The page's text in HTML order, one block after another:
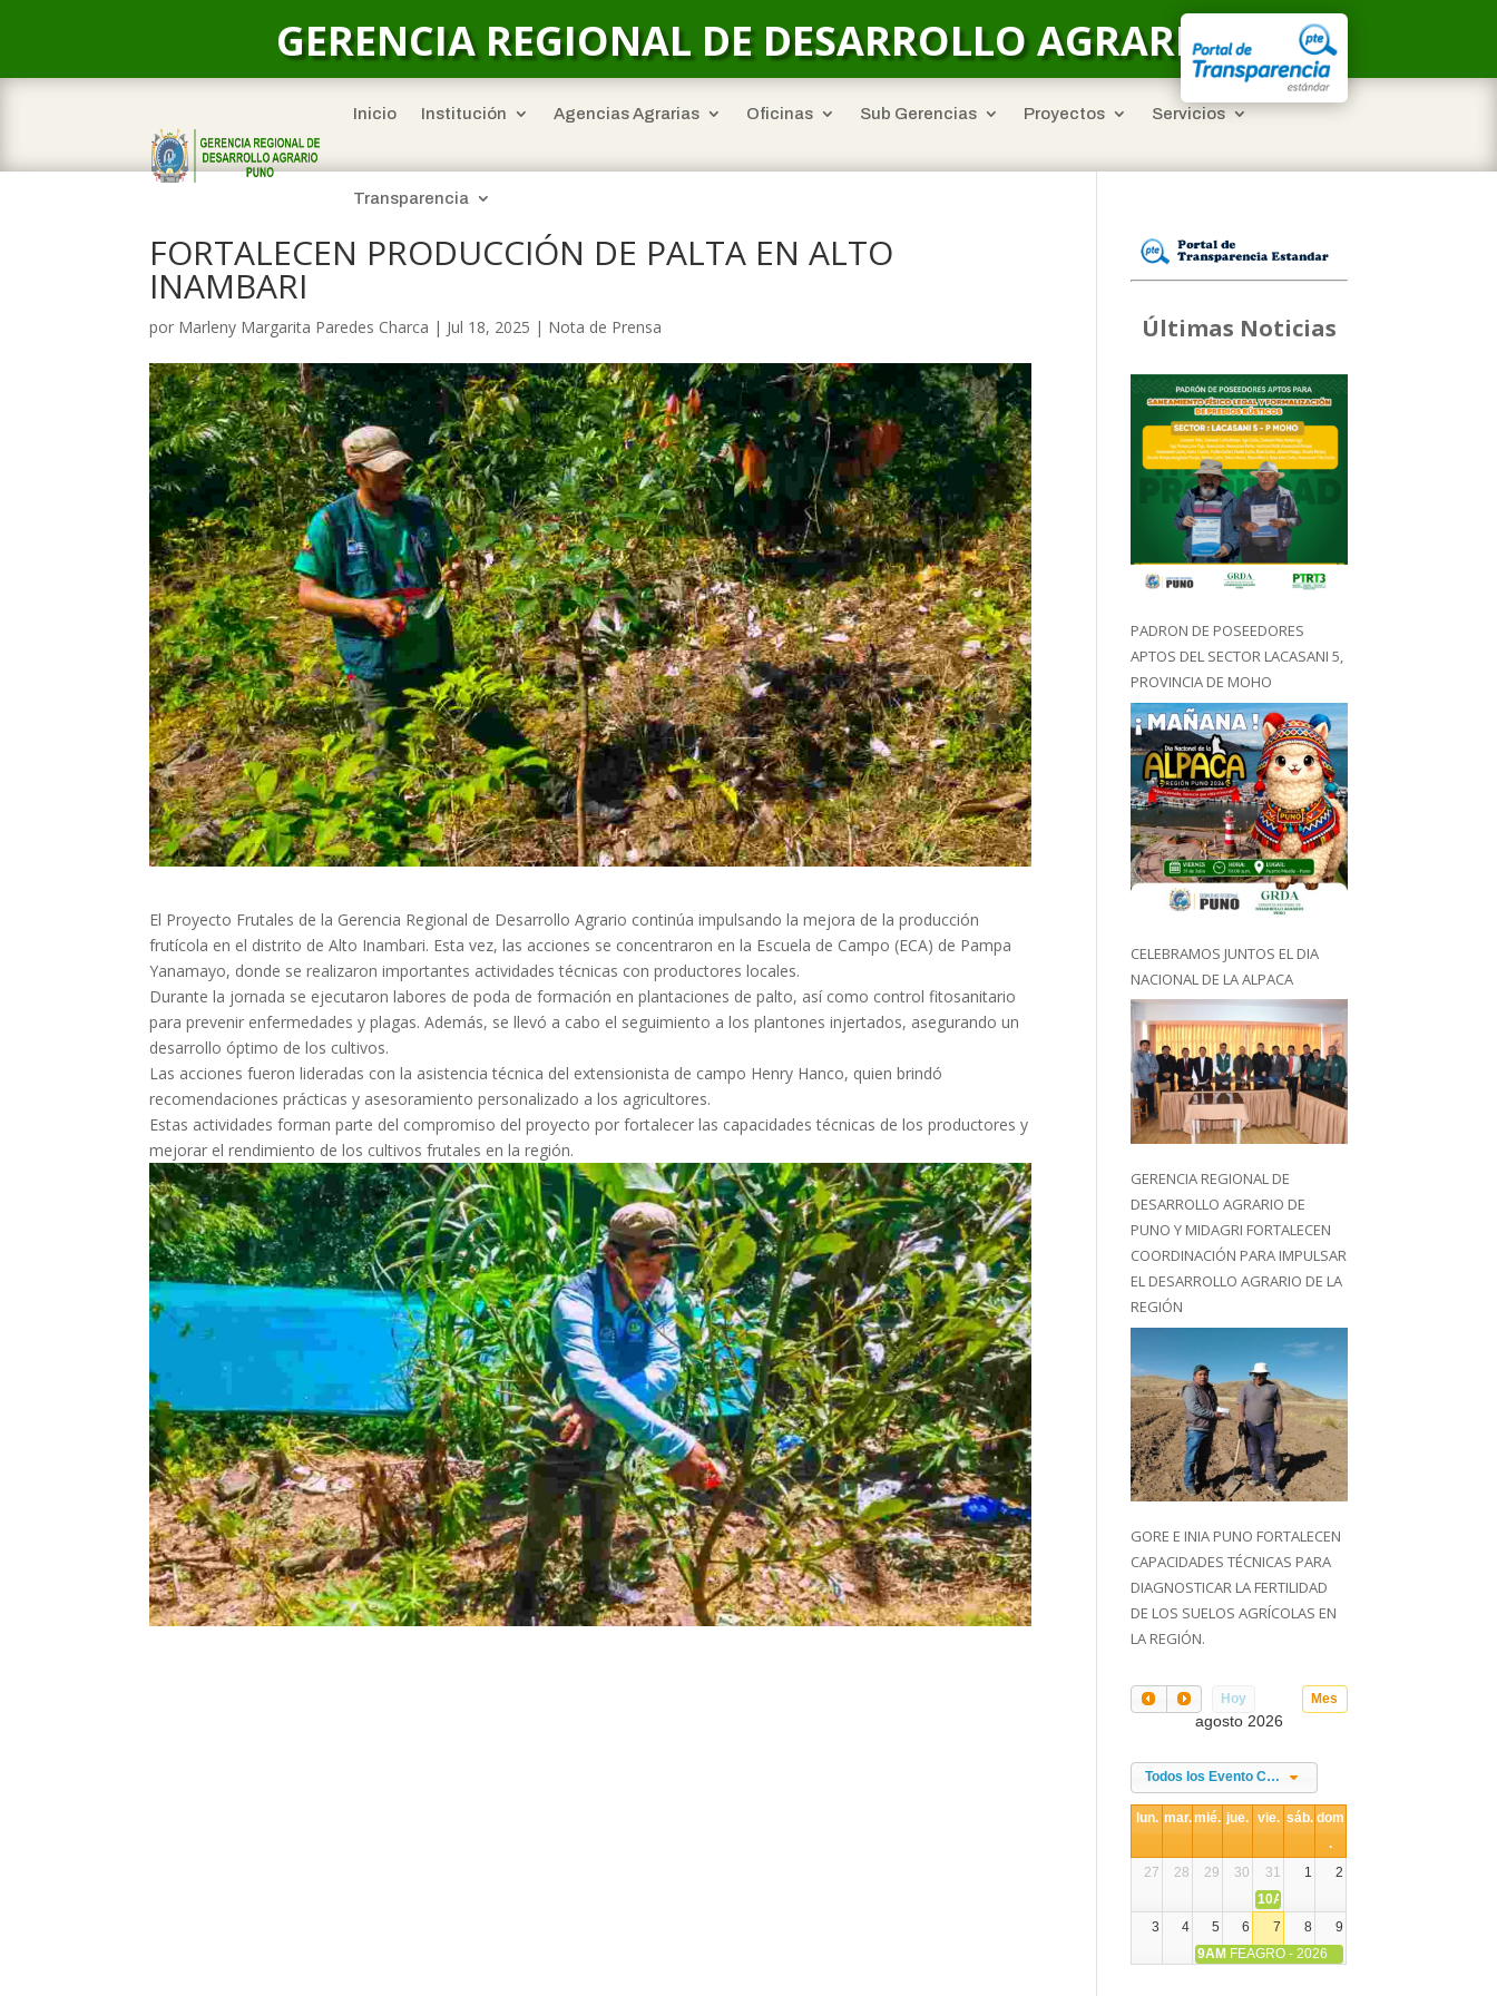
GERENCIA REGIONAL DE DESARROLLO AGRARIO
Inicio Institución Agencias Agrarias Oficinas Sub Gerencias Proyectos Servicios
Transparencia
FORTALECEN PRODUCCIÓN DE PALTA EN ALTO
INAMBARI
por Marleny Margarita Paredes Charca | Jul 18, 2025 | Nota de Prensa
El Proyecto Frutales de la Gerencia Regional de Desarrollo Agrario continúa impulsando la mejora de la producción
frutícola en el distrito de Alto Inambari. Esta vez, las acciones se concentraron en la Escuela de Campo (ECA) de Pampa
Yanamayo, donde se realizaron importantes actividades técnicas con productores locales.
Durante la jornada se ejecutaron labores de poda de formación en plantaciones de palto, así como control fitosanitario
para prevenir enfermedades y plagas. Además, se llevó a cabo el seguimiento a los plantones injertados, asegurando un
desarrollo óptimo de los cultivos.
Las acciones fueron lideradas con la asistencia técnica del extensionista de campo Henry Hanco, quien brindó
recomendaciones prácticas y asesoramiento personalizado a los agricultores.
Estas actividades forman parte del compromiso del proyecto por fortalecer las capacidades técnicas de los productores y
mejorar el rendimiento de los cultivos frutales en la región.
Últimas Noticias
PADRON DE POSEEDORES
APTOS DEL SECTOR LACASANI 5,
PROVINCIA DE MOHO
CELEBRAMOS JUNTOS EL DIA
NACIONAL DE LA ALPACA
GERENCIA REGIONAL DE
DESARROLLO AGRARIO DE
PUNO Y MIDAGRI FORTALECEN
COORDINACIÓN PARA IMPULSAR
EL DESARROLLO AGRARIO DE LA
REGIÓN
GORE E INIA PUNO FORTALECEN
CAPACIDADES TÉCNICAS PARA
DIAGNOSTICAR LA FERTILIDAD
DE LOS SUELOS AGRÍCOLAS EN
LA REGIÓN.
Hoy Mes
agosto 2026
Todos los Evento Categories
lun. mar.mié. jue. vie. sáb. dom
.
27
28 29 30 31 1
2
10AM
3
4 5 6 7 8
9
9AM FEAGRO - 2026